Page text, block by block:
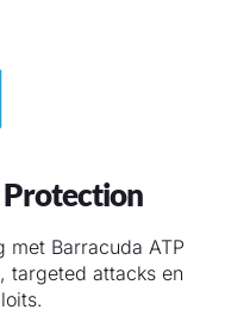
met Barracuda ATP
targeted attacks en